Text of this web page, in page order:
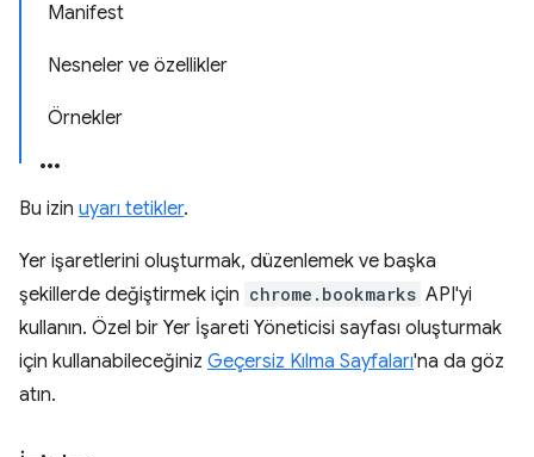
Manifest
Nesneler ve özellikler
Örnekler
Bu izin uyarı tetikler.
Yer işaretlerini oluşturmak, düzenlemek ve başka
şekillerde değiştirmek için chrome.bookmarks API'yi
kullanın. Özel bir Yer İşareti Yöneticisi sayfası oluşturmak
için kullanabileceğiniz Geçersiz Kılma Sayfaları'na da göz
atın.